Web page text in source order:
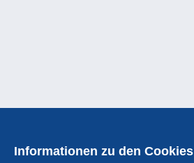
Informationen zu den Cookies